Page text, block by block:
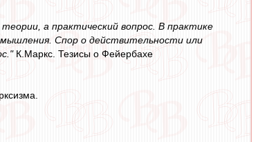
а практический вопрос. В практике
Спор о действительности или
К.Маркс. Тезисы о Фейербахе